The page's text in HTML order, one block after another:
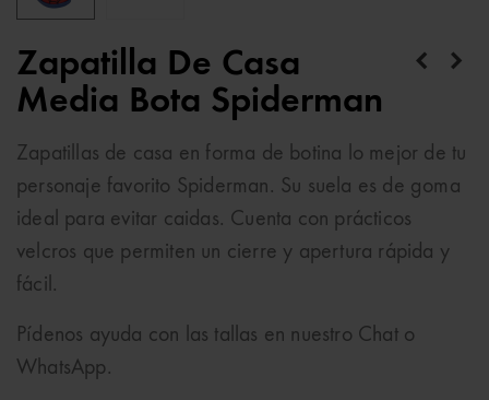
Zapatilla De Casa
Media Bota Spiderman
Zapatillas de casa en forma de botina lo mejor de tu
personaje favorito Spiderman. Su suela es de goma
ideal para evitar caidas. Cuenta con prácticos
velcros que permiten un cierre y apertura rápida y
fácil.
Pídenos ayuda con las tallas en nuestro Chat o
WhatsApp.